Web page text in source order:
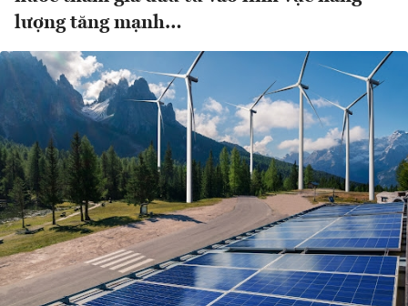
lượng tăng mạnh…